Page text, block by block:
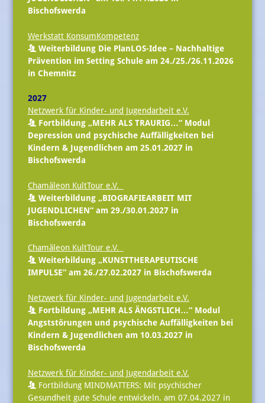
Bischofswerda
Werkstatt KonsumKompetenz
Weiterbildung Die PlanLOS-Idee – Nachhaltige
Prävention im Setting Schule am 24./25./26.11.2026
in Chemnitz
2027
Netzwerk für Kinder- und Jugendarbeit e.V.
Fortbildung „MEHR ALS TRAURIG…“ Modul
Depression und psychische Auffälligkeiten bei
Kindern & Jugendlichen am 25.01.2027 in
Bischofswerda
Chamäleon KultTour e.V.
Weiterbildung „BIOGRAFIEARBEIT MIT
JUGENDLICHEN“ am 29./30.01.2027 in
Bischofswerda
Chamäleon KultTour e.V.
Weiterbildung „KUNSTTHERAPEUTISCHE
IMPULSE“ am 26./27.02.2027 in Bischofswerda
Netzwerk für Kinder- und Jugendarbeit e.V.
Fortbildung „MEHR ALS ÄNGSTLICH…“ Modul
Angststörungen und psychische Auffälligkeiten bei
Kindern & Jugendlichen am 10.03.2027 in
Bischofswerda
Netzwerk für Kinder- und Jugendarbeit e.V.
Fortbildung MINDMATTERS: Mit psychischer
Gesundheit gute Schule entwickeln. am 07.04.2027 in